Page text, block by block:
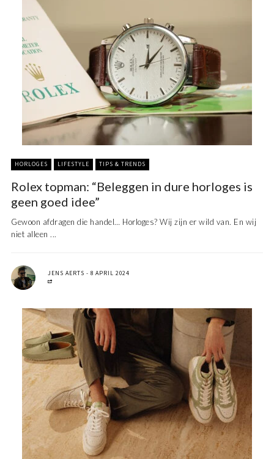
HORLOGES LIFESTYLE TIPS & TRENDS
Rolex topman: “Beleggen in dure horloges is
geen goed idee”
Gewoon afdragen die handel… Horloges? Wij zijn er wild van. En wij
niet alleen ...
JENS AERTS 8 APRIL 2024